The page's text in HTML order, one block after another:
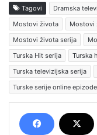
Tagovi Dramska
Mostovi života
Mostovi
Mostovi života serija
Turska Hit serija
Turska
Turska televizijska serija
Turske serije online epizode